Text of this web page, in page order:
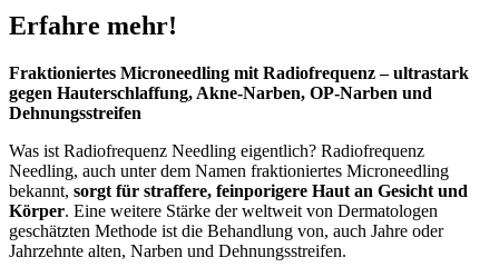
Erfahre mehr!
Fraktioniertes Microneedling mit Radiofrequenz – ultrastark
gegen Hauterschlaffung, Akne-Narben, OP-Narben und
Dehnungsstreifen
Was ist Radiofrequenz Needling eigentlich? Radiofrequenz
Needling, auch unter dem Namen fraktioniertes Microneedling
bekannt, sorgt für straffere, feinporigere Haut an Gesicht und
Körper. Eine weitere Stärke der weltweit von Dermatologen
geschätzten Methode ist die Behandlung von, auch Jahre oder
Jahrzehnte alten, Narben und Dehnungsstreifen.